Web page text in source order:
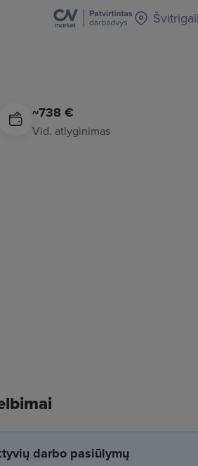
~738 €
Vid. atlyginimas
darbo pasiūlymų